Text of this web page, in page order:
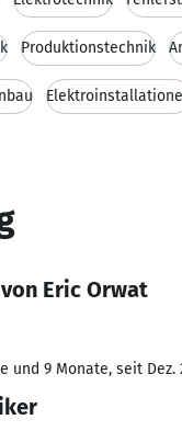
Produktionstechnik
Eric Orwat
und 9 Monate, seit Dez.